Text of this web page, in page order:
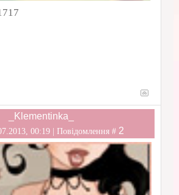
_Klementinka_
00:19 | Повідомлення # 2